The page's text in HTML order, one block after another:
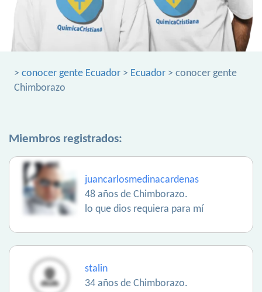
> conocer gente Ecuador > Ecuador > conocer gente
Chimborazo
Miembros registrados:
juancarlosmedinacardenas
48 años de Chimborazo.
lo que dios requiera para mí
stalin
34 años de Chimborazo.